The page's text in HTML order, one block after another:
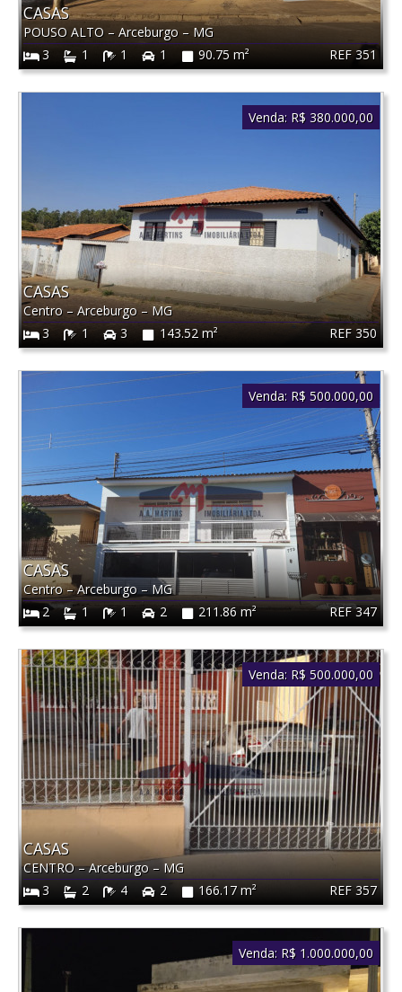
REF 351
CASAS
POUSO ALTO – Arceburgo – MG
3
1 1 1 90.75 m²
REF 350
CASAS
Centro–Arceburgo–MG
3
1 3 143.52 m²
Venda: R$ 380.000,00
REF 347
CASAS
Centro–Arceburgo –MG
2
1 1 2 211.86 m²
Venda: R$ 500.000,00
REF 357
CASAS
CENTRO–Arceburgo –MG
3
2 4 2 166.17 m²
Venda: R$ 500.000,00
Venda: R$ 1.000.000,00